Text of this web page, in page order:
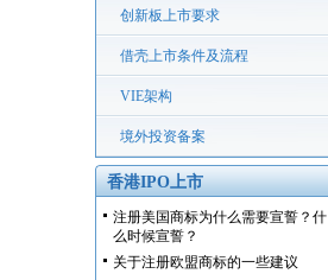
创新板上市要求
借壳上市条件及流程
VIE架构
境外投资备案
香港IPO上市
注册美国商标为什么需要宣誓？什
么时候宣誓？
关于注册欧盟商标的一些建议